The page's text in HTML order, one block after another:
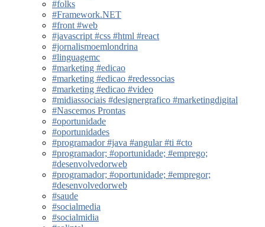
#folks
#Framework.NET
#front #web
#javascript #css #html #react
#jornalismoemlondrina
#linguagemc
#marketing #edicao
#marketing #edicao #redessocias
#marketing #edicao #video
#midiassociais #designergrafico #marketingdigital
#Nascemos Prontas
#oportunidade
#oportunidades
#programador #java #angular #ti #cto
#programador; #oportunidade; #emprego;
#desenvolvedorweb
#programador; #oportunidade; #empregor;
#desenvolvedorweb
#saude
#socialmedia
#socialmidia